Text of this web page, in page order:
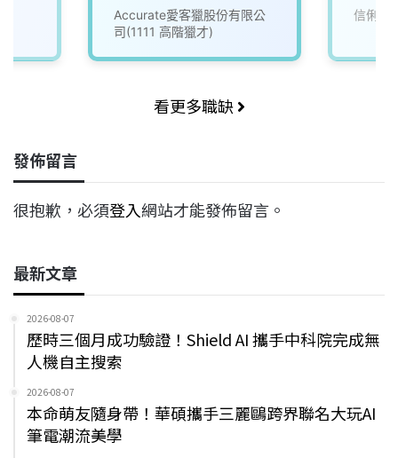
Accurate愛客獵股份有限公
司(1111 高階獵才)
信俐國
看更多職缺
發佈留言
很抱歉，必須登入網站才能發佈留言。
最新文章
2026-08-07
歷時三個月成功驗證！Shield AI 攜手中科院完成無
人機自主搜索
2026-08-07
本命萌友隨身帶！華碩攜手三麗鷗跨界聯名大玩AI
筆電潮流美學